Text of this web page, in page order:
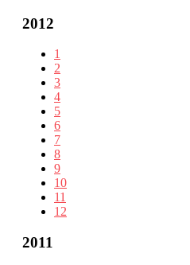
2012
1
2
3
4
5
6
7
8
9
10
11
12
2011